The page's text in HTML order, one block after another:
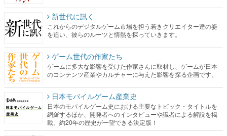
新世代に訊く
これからのデジタルゲーム市場を担う若きクリエイター達の姿
を追い、彼らのルーツと情熱を探っていきます。
ゲーム世代の作家たち
ゲームに多大な影響を受けた作家さんに取材し、ゲームが日本
のコンテンツ産業やカルチャーに与えた影響を探る企画です。
日本モバイルゲーム産業史
日本のモバイルゲーム史における主要なトピック・タイトルを
網羅するほか、開発者へのインタビューや識者による解説を掲
載。約20年の歴史が一望できる決定版！